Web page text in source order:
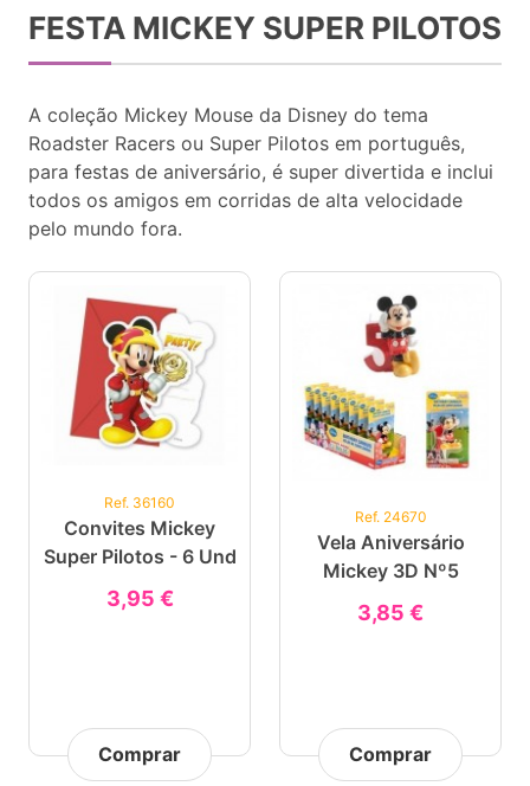
FESTA MICKEY SUPER PILOTOS
A coleção Mickey Mouse da Disney do tema
Roadster Racers ou Super Pilotos em português,
para festas de aniversário, é super divertida e inclui
todos os amigos em corridas de alta velocidade
pelo mundo fora.
Ref. 36160
Convites Mickey
Super Pilotos - 6 Und
3,95 €
Comprar
Ref. 24670
Vela Aniversário
Mickey 3D Nº5
3,85 €
Comprar